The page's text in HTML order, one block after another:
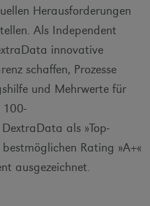
Herausforderungen
Als Independent
innovative
schaffen, Prozesse
und Mehrwerte für
100-
als »Top-
Rating »A+«
ausgezeichnet.